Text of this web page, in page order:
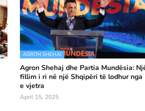
AGRON SHEHAJ
Agron Shehaj dhe Partia Mundësia:
fillim i ri në një Shqipëri të lodhur nga
e vjetra
April 15, 2025